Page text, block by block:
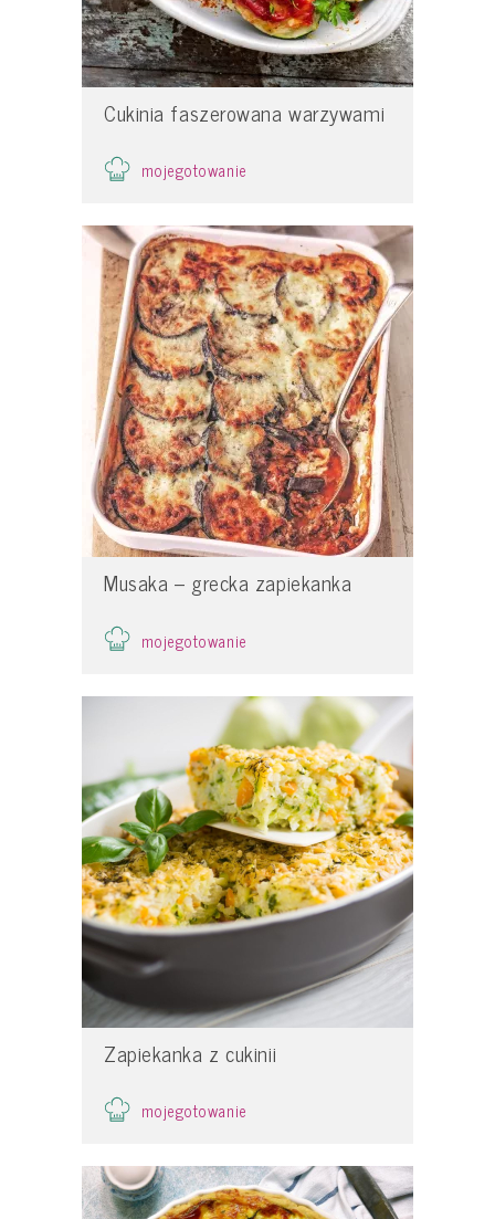
Cukinia faszerowana warzywami
mojegotowanie
Musaka – grecka zapiekanka
mojegotowanie
Zapiekanka z cukinii
mojegotowanie